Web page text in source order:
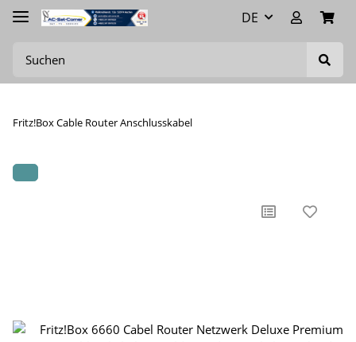
DE
Fritz!Box Cable Router Anschlusskabel